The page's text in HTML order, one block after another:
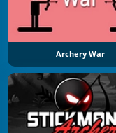
Archery War